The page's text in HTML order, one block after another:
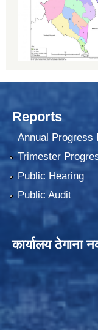
Reports
Annual Progress
Trimester
Public Hearing
Public Audit
कार्यालय ठेगाना